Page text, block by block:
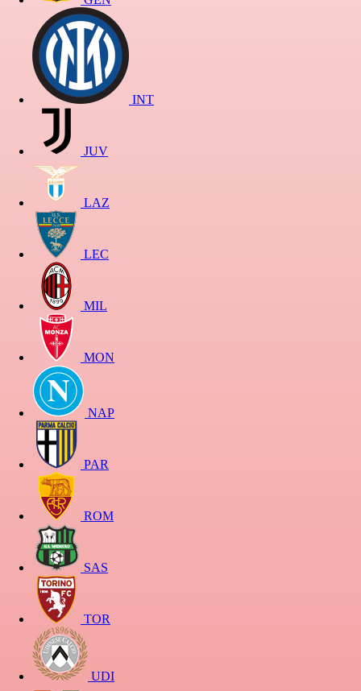
INT
JUV
LAZ
LEC
MIL
MON
NAP
PAR
ROM
SAS
TOR
UDI